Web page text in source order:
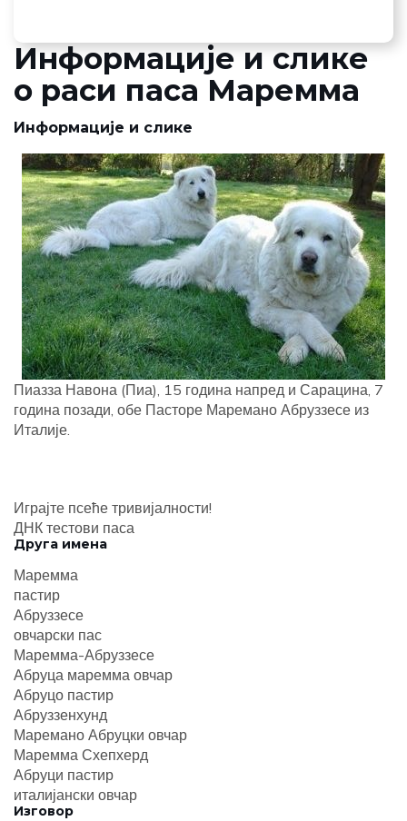
Информације и слике
о раси паса Маремма
Информације и слике
Пиазза Навона (Пиа), 15 година напред и Сарацина, 7
година позади, обе Пасторе Маремано Абруззесе из
Италије.
Играјте псеће тривијалности!
ДНК тестови паса
Друга имена
Маремма
пастир
Абруззесе
овчарски пас
Маремма-Абруззесе
Абруца маремма овчар
Абруцо пастир
Абруззенхунд
Маремано Абруцки овчар
Маремма Схепхерд
Абруци пастир
италијански овчар
Изговор